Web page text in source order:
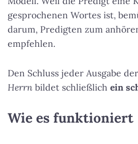
gesprochenen Wortes ist,
darum, Predigten zum
empfehlen.
Den Schluss jeder Ausgabe der
Herrn bildet schließlich ein
Wie es funktioniert